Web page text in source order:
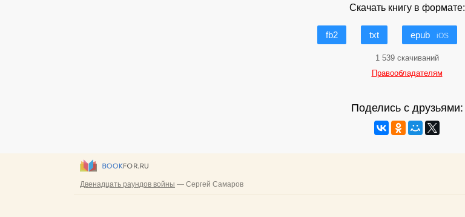
Скачать книгу в формате:
fb2 txt epub iOS
1 539 скачиваний
Правообладателям
Поделись с друзьями: